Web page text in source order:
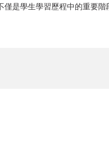
僅是學生學習歷程中的重要